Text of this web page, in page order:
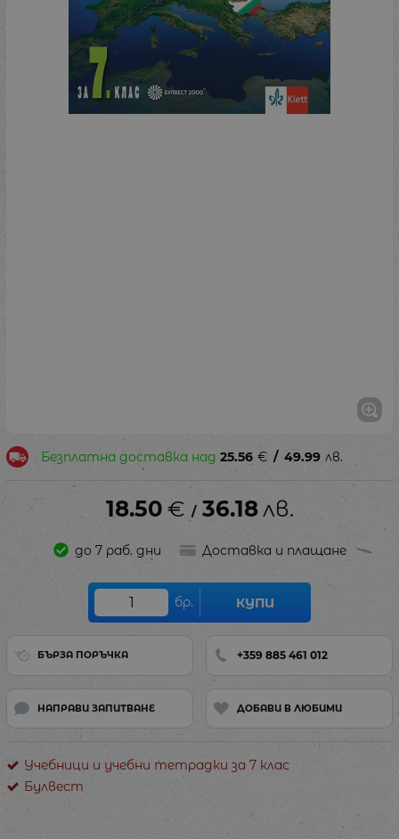
Безплатна доставка над 25.56 € / 49.99 лв.
18.50 € / 36.18лв.
до 7 раб. дни Доставка и плащане
бр. КУПИ
БЪРЗА ПОРЪЧКА +359 885 461 012
НАПРАВИ ЗАПИТВАНЕ ДОБАВИ В ЛЮБИМИ
Учебници и учебни тетрадки за 7 клас
Булвест